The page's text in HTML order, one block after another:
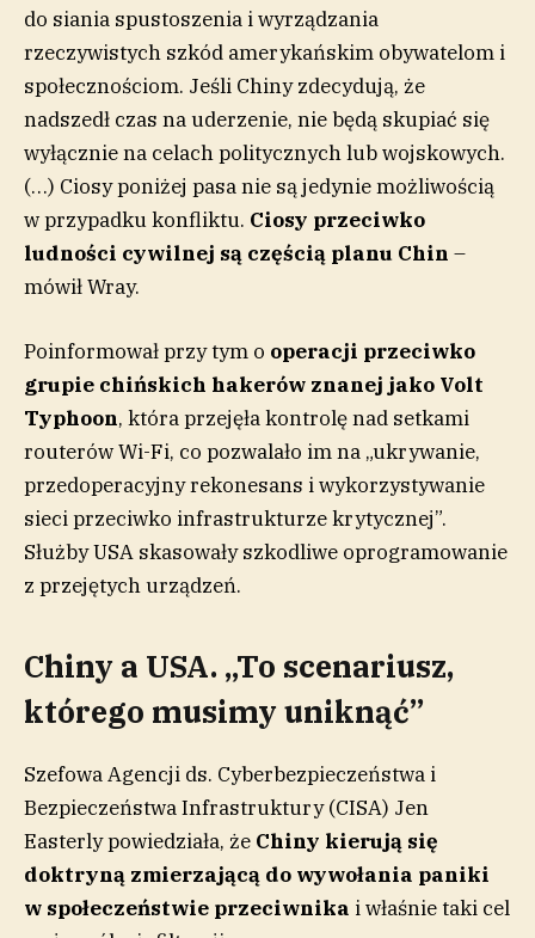
do siania spustoszenia i wyrządzania
rzeczywistych szkód amerykańskim obywatelom i
społecznościom. Jeśli Chiny zdecydują, że
nadszedł czas na uderzenie, nie będą skupiać się
wyłącznie na celach politycznych lub wojskowych.
(…) Ciosy poniżej pasa nie są jedynie możliwością
w przypadku konfliktu. Ciosy przeciwko
ludności cywilnej są częścią planu Chin –
mówił Wray.
Poinformował przy tym o operacji przeciwko
grupie chińskich hakerów znanej jako Volt
Typhoon, która przejęła kontrolę nad setkami
routerów Wi-Fi, co pozwalało im na „ukrywanie,
przedoperacyjny rekonesans i wykorzystywanie
sieci przeciwko infrastrukturze krytycznej”.
Służby USA skasowały szkodliwe oprogramowanie
z przejętych urządzeń.
Chiny a USA. „To scenariusz,
którego musimy uniknąć”
Szefowa Agencji ds. Cyberbezpieczeństwa i
Bezpieczeństwa Infrastruktury (CISA) Jen
Easterly powiedziała, że Chiny kierują się
doktryną zmierzającą do wywołania paniki
w społeczeństwie przeciwnika i właśnie taki cel